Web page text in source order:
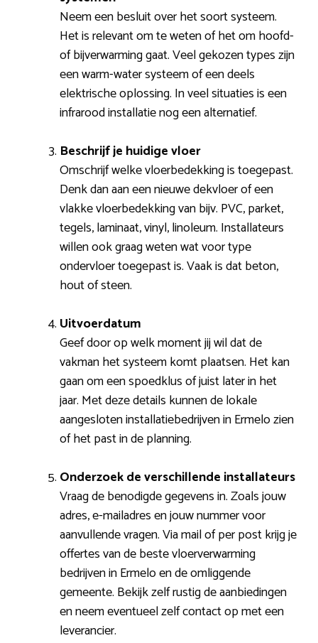
Neem een besluit over het soort systeem.
Het is relevant om te weten of het om hoofd-
of bijverwarming gaat. Veel gekozen types zijn
een warm-water systeem of een deels
elektrische oplossing. In veel situaties is een
infrarood installatie nog een alternatief.
Beschrijf je huidige vloer
Omschrijf welke vloerbedekking is toegepast.
Denk dan aan een nieuwe dekvloer of een
vlakke vloerbedekking van bijv. PVC, parket,
tegels, laminaat, vinyl, linoleum. Installateurs
willen ook graag weten wat voor type
ondervloer toegepast is. Vaak is dat beton,
hout of steen.
Uitvoerdatum
Geef door op welk moment jij wil dat de
vakman het systeem komt plaatsen. Het kan
gaan om een spoedklus of juist later in het
jaar. Met deze details kunnen de lokale
aangesloten installatiebedrijven in Ermelo zien
of het past in de planning.
Onderzoek de verschillende installateurs
Vraag de benodigde gegevens in. Zoals jouw
adres, e-mailadres en jouw nummer voor
aanvullende vragen. Via mail of per post krijg je
offertes van de beste vloerverwarming
bedrijven in Ermelo en de omliggende
gemeente. Bekijk zelf rustig de aanbiedingen
en neem eventueel zelf contact op met een
leverancier.